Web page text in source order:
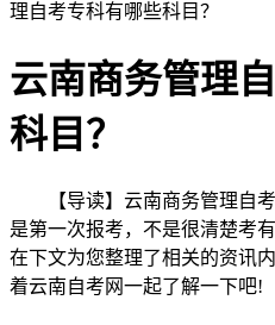
理自考专科有哪些科目？
云南商务管理
科目？
【导读】云南商务管理自考
是第一次报考，不是很清楚考
在下文为您整理了相关的资讯
着云南自考网一起了解一下吧!